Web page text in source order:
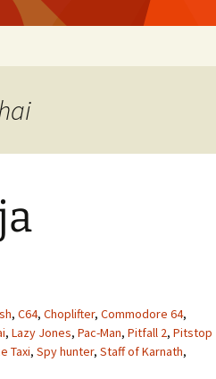
, C64, Choplifter, Commodore 64,
, Lazy Jones, Pac-Man, Pitfall 2, Pitstop
Taxi, Spy hunter, Staff of Karnath,